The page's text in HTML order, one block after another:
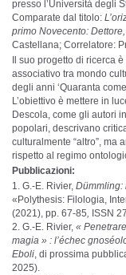
presso l’Università degli
Comparate dal titolo:
primo Novecento:
Castellana; Correlatore:
Il suo progetto di ricerca
associativo tra mondo
degli anni ‘Quaranta
L’obiettivo è mettere in
Descola, come gli autori
popolari, descrivano
culturalmente “altro”, ma
rispetto al regimo
Pubblicazioni:
G.-E. Rivier, Dümmling:
«Polythesis: Filologia,
(2021), pp. 67-85, ISSN
G.-E. Rivier, «
magia » : l’échec
Eboli, di prossima
2025).